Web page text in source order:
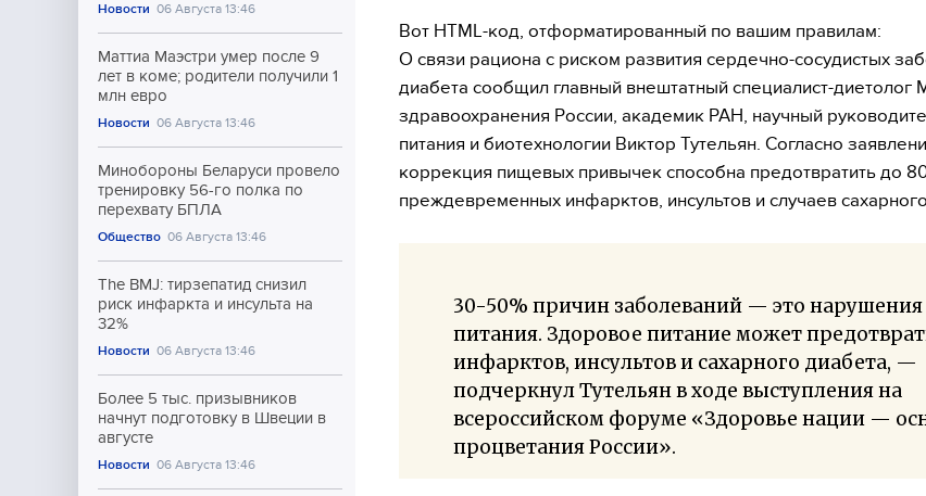
Новости 06 Августа 13:46
Маттиа Маэстри умер после 9
лет в коме; родители получили 1
млн евро
Новости 06 Августа 13:46
Минобороны Беларуси провело
тренировку 56-го полка по
перехвату БПЛА
Общество 06 Августа 13:46
The BMJ: тирзепатид снизил
риск инфаркта и инсульта на
32%
Новости 06 Августа 13:46
Более 5 тыс. призывников
начнут подготовку в Швеции в
августе
Новости 06 Августа 13:46
Вот HTML-код, отформатированный по вашим правилам:
О связи рациона с риском развития сердечно-сосудистых
диабета сообщил главный внештатный специалист-диетолог
здравоохранения России, академик РАН, научный
питания и биотехнологии Виктор Тутельян. Согласно
коррекция пищевых привычек способна предотвратить до
преждевременных инфарктов, инсультов и случаев
30-50% причин заболеваний — это нарушения
питания. Здоровое питание может
инфарктов, инсультов и сахарного диабета, —
подчеркнул Тутельян в ходе выступления на
всероссийском форуме «Здоровье нации —
процветания России».